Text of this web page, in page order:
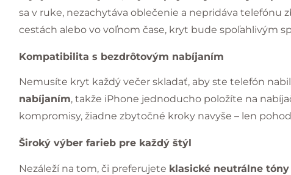
sa v ruke, nezachytáva oblečenie a nepridáva telefónu
cestách alebo vo voľnom čase, kryt bude spoľahlivým
Kompatibilita s bezdrôtovým nabíjaním
Nemusíte kryt každý večer skladať, aby ste telefón
nabíjaním, takže iPhone jednoducho položíte na
kompromisy, žiadne zbytočné kroky navyše – len
Široký výber farieb pre každý štýl
Nezáleží na tom, či preferujete klasické neutrálne